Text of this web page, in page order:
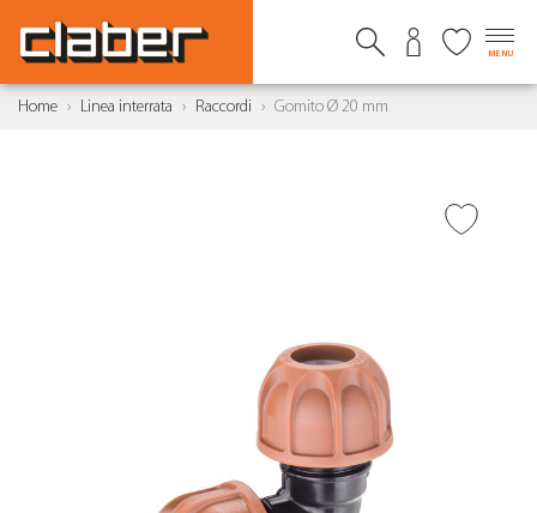
MENU
Home Linea interrata Raccordi Gomito Ø 20 mm